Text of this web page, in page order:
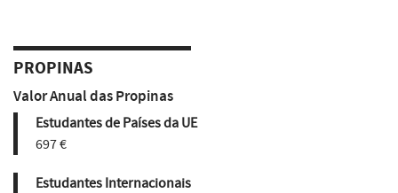
PROPINAS
Valor Anual das Propinas
Estudantes de Países da UE
697 €
Estudantes Internacionais